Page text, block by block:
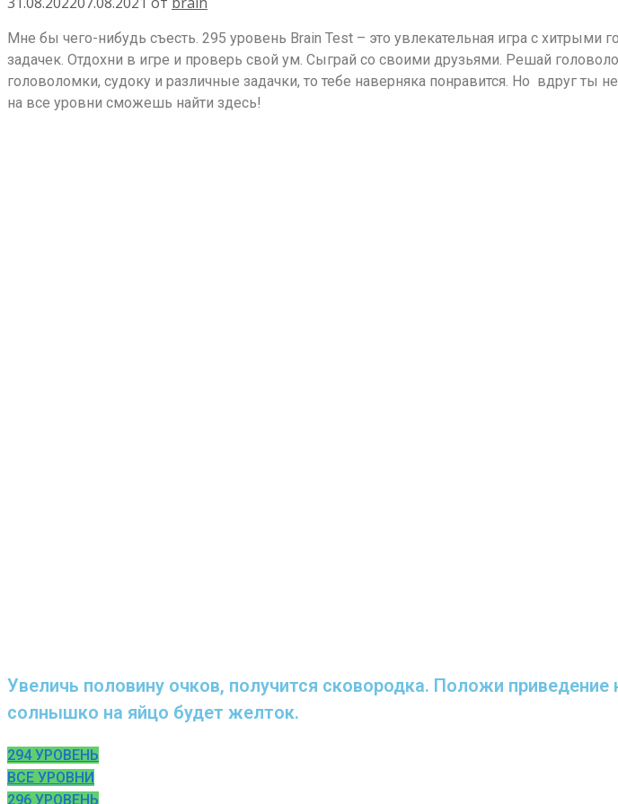
Мне бы чего-нибудь съесть. 295 уровень Brain Test – это увлекательная игра с
задачек. Отдохни в игре и проверь свой ум. Сыграй со своими друзьями. Решай
головоломки, судоку и различные задачки, то тебе наверняка понравится. Но вдруг ты
на все уровни сможешь найти здесь!
Увеличь половину очков, получится сковородка. Положи
солнышко на яйцо будет желток.
294 УРОВЕНЬ
ВСЕ УРОВНИ
296 УРОВЕНЬ